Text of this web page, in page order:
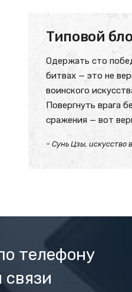
Типовой
Одержать сто
битвах — это не
воинского
Повергнуть врага
сражения — вот
– Сунь Цзы, искусство
телефону
связи